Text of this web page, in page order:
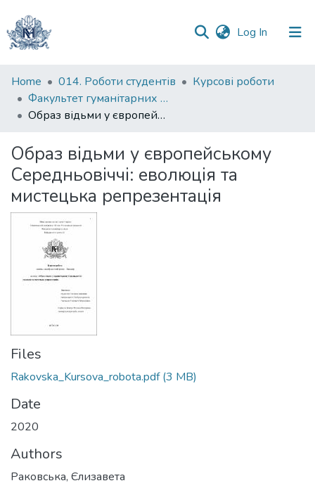
Log In (current)
Communities
&
Collections
Statistics
Home 014. Роботи студентів
Курсові роботи
Факультет гуманітарних наук
Образ відьми у європейському Середньовіччі: еволюція та мистецька репрезентація
Образ відьми у європейському
Середньовіччі: еволюція та
мистецька репрезентація
Files
Rakovska_Kursova_robota.pdf(3 MB)
Date
2020
Authors
Раковська, Єлизавета